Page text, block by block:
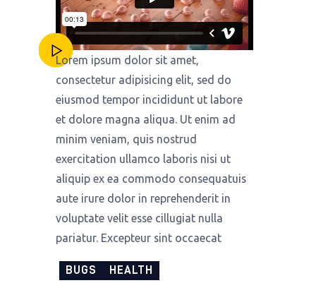
Lorem ipsum dolor sit amet,
consectetur adipisicing elit, sed do
eiusmod tempor incididunt ut labore
et dolore magna aliqua. Ut enim ad
minim veniam, quis nostrud
exercitation ullamco laboris nisi ut
aliquip ex ea commodo consequatuis
aute irure dolor in reprehenderit in
voluptate velit esse cillugiat nulla
pariatur. Excepteur sint occaecat
BUGS HEALTH